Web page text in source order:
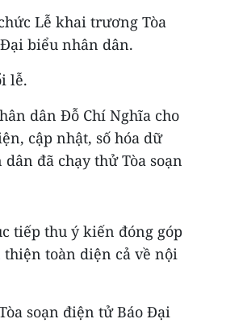
Lễ khai trương Tòa
biểu nhân dân.
lễ.
dân Đỗ Chí Nghĩa cho
cập nhật, số hóa dữ
đã chạy thử Tòa soạn
tiếp thu ý kiến đóng góp
thiện toàn diện cả về nội
soạn điện tử Báo Đại